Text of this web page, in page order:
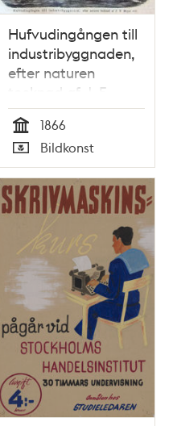
Hufvudingången till
industribyggnaden,
efter naturen
tecknad af J. F.
Meyer s:or. Litografi
i Illustrerad Tidning,
nr 24 den 16 juni
1866.
Tid
1866
Typ
Bildkonst